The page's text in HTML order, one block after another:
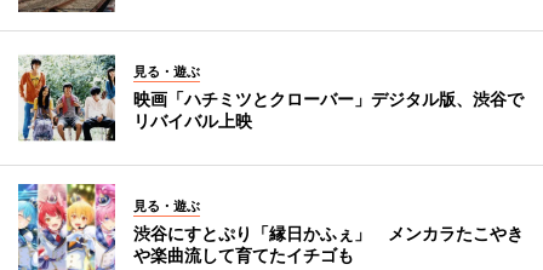
見る・遊ぶ
映画「ハチミツとクローバー」デジタル版、渋谷で
リバイバル上映
見る・遊ぶ
渋谷にすとぷり「縁日かふぇ」 メンカラたこやき
や楽曲流して育てたイチゴも